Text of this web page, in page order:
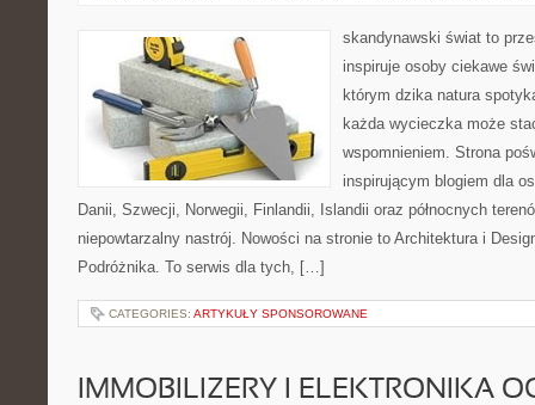
skandynawski świat to
inspiruje osoby ciekawe
którym dzika natura
każda wycieczka może
wspomnieniem. Strona
inspirującym blogiem dla
Danii, Szwecji, Norwegii, Finlandii, Islandii oraz północnych
niepowtarzalny nastrój. Nowości na stronie to Architektura i
Podróżnika. To serwis dla tych, […]
CATEGORIES: ARTYKUŁY SPONSOROWANE
IMMOBILIZERY I ELEKTRONIKA